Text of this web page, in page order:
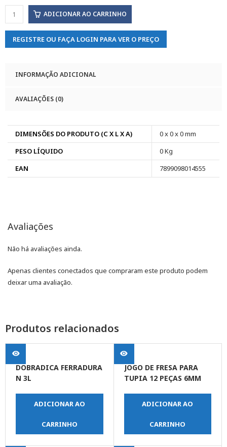
ADICIONAR AO CARRINHO
REGISTRE OU FAÇA LOGIN PARA VER O PREÇO
INFORMAÇÃO ADICIONAL
AVALIAÇÕES (0)
DIMENSÕES DO PRODUTO (C X L X A)
0 x 0 x 0 mm
PESO LÍQUIDO
0 Kg
EAN
7899098014555
Avaliações
Não há avaliações ainda.
Apenas clientes conectados que compraram este produto podem
deixar uma avaliação.
Produtos relacionados
DOBRADICA FERRADURA
N 3L
ADICIONAR AO
CARRINHO
JOGO DE FRESA PARA
TUPIA 12 PEÇAS 6MM
ADICIONAR AO
CARRINHO